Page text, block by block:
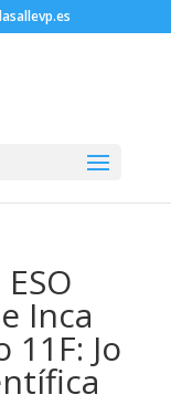
Inca
Jo